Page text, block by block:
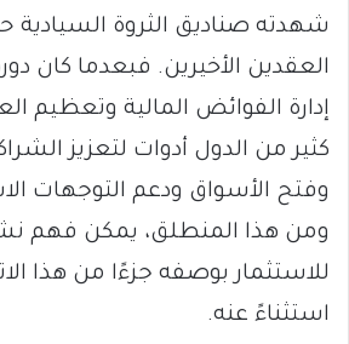
شهدته صناديق الثروة السيادية
العقدين الأخيرين. فبعدما كان
إدارة الفوائض المالية وتعظيم
كثير من الدول أدوات لتعزيز
وفتح الأسواق ودعم التوجهات
ومن هذا المنطلق، يمكن فهم
للاستثمار بوصفه جزءًا من هذا
استثناءً عنه.